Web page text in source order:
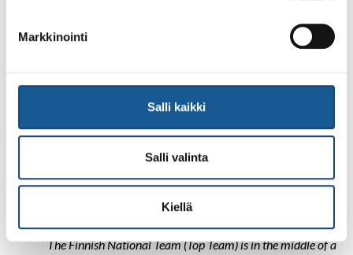
Markkinointi
Salli kaikki
Salli valinta
Kiellä
– This really is an international level tournament,
Rok Draksic agrees:
– The organization of the event was the best I’ve seen in a
long time. Last year we had too many weight classes, and
this year we focused on U15, U18, U21, and Seinors. It
excellent work in organizing the event.
The Finnish National Team (Top Team) is in the middle of a